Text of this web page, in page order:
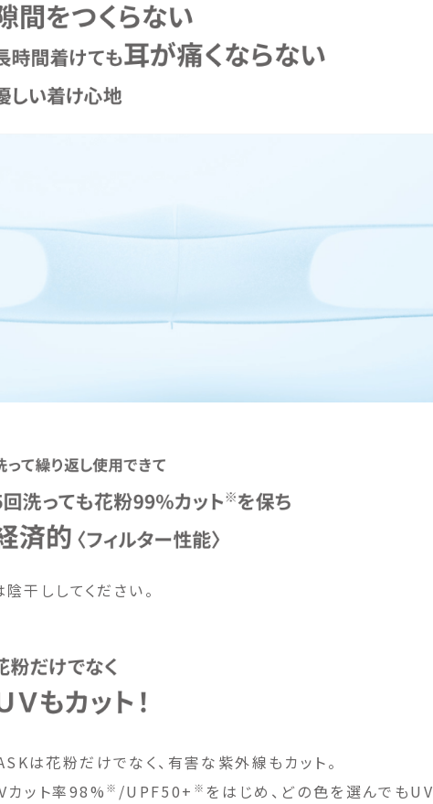
干ししてください。
は花粉だけでなく、有害な紫外線もカット。
カット率98% ※ /UPF50+ ※ をはじめ、どの色を選んでもUV